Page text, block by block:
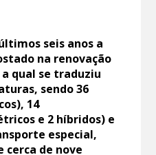
seis anos a
na renovação
qual se traduziu
sendo 36
14
e 2 híbridos) e
especial,
de nove